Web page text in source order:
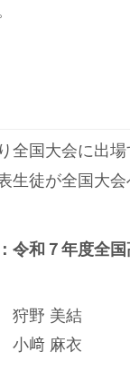
全国大会に出
生徒が全国大
令和７年度全
狩野 美結
小﨑 麻衣